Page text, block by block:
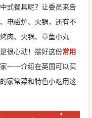
式餐具呢？让委员来告
电磁炉、火锅，还有不
肉、火锅、章鱼小丸
很心动！揣好这份常用
一一介绍在英国可以买
家常菜和特色小吃用这